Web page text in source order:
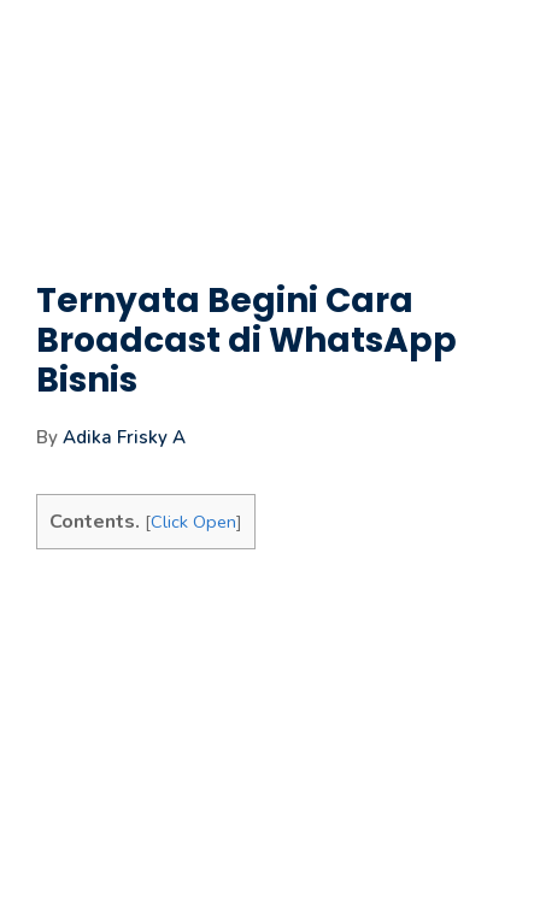
Ternyata Begini Cara
Broadcast di WhatsApp
Bisnis
By Adika Frisky A
Contents. [Click Open]